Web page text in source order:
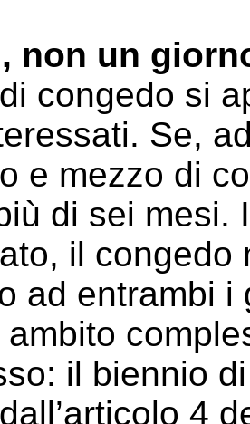
non un
congedo si
Se,
e mezzo di
di sei mesi.
il congedo
ad entrambi
ambito
il biennio
4